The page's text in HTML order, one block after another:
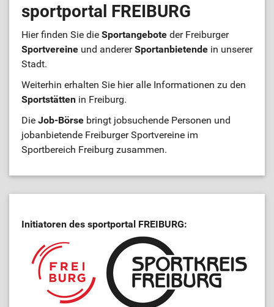
sportportal FREIBURG
Hier finden Sie die Sportangebote der Freiburger
Sportvereine und andererSportanbietende in unserer
Stadt.
Weiterhin erhalten Sie hier alle Informationen zu den
Sportstätten in Freiburg.
Die Job-Börse bringt jobsuchende Personen und
jobanbietende Freiburger Sportvereine im
Sportbereich Freiburg zusammen.
Initiatoren des sportportal FREIBURG: